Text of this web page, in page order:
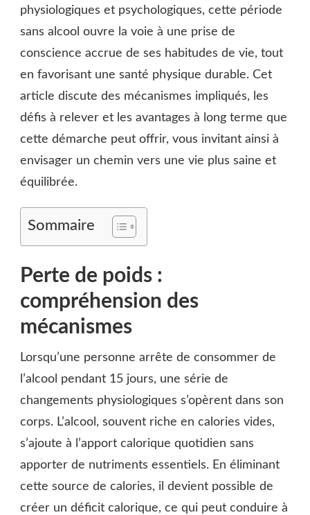
physiologiques et psychologiques, cette période
sans alcool ouvre la voie à une prise de
conscience accrue de ses habitudes de vie, tout
en favorisant une santé physique durable. Cet
article discute des mécanismes impliqués, les
défis à relever et les avantages à long terme que
cette démarche peut offrir, vous invitant ainsi à
envisager un chemin vers une vie plus saine et
équilibrée.
Sommaire
Perte de poids :
compréhension des
mécanismes
Lorsqu’une personne arrête de consommer de
l’alcool pendant 15 jours, une série de
changements physiologiques s’opèrent dans son
corps. L’alcool, souvent riche en calories vides,
s’ajoute à l’apport calorique quotidien sans
apporter de nutriments essentiels. En éliminant
cette source de calories, il devient possible de
créer un déficit calorique, ce qui peut conduire à